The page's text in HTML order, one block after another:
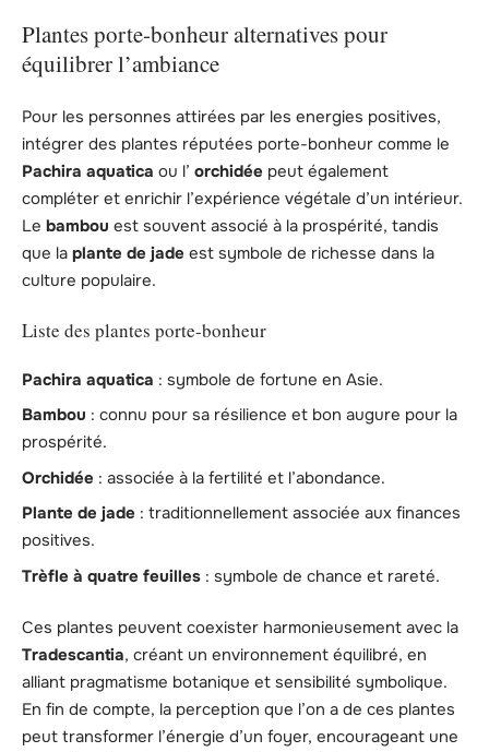
Plantes porte-bonheur alternatives pour
équilibrer l’ambiance
Pour les personnes attirées par les energies positives,
intégrer des plantes réputées porte-bonheur comme le
Pachira aquatica ou l’ orchidée peut également
compléter et enrichir l’expérience végétale d’un intérieur.
Le bambou est souvent associé à la prospérité, tandis
que la plante de jade est symbole de richesse dans la
culture populaire.
Liste des plantes porte-bonheur
Pachira aquatica : symbole de fortune en Asie.
Bambou : connu pour sa résilience et bon augure pour la
prospérité.
Orchidée : associée à la fertilité et l’abondance.
Plante de jade : traditionnellement associée aux finances
positives.
Trèfle à quatre feuilles : symbole de chance et rareté.
Ces plantes peuvent coexister harmonieusement avec la
Tradescantia, créant un environnement équilibré, en
alliant pragmatisme botanique et sensibilité symbolique.
En fin de compte, la perception que l’on a de ces plantes
peut transformer l’énergie d’un foyer, encourageant une